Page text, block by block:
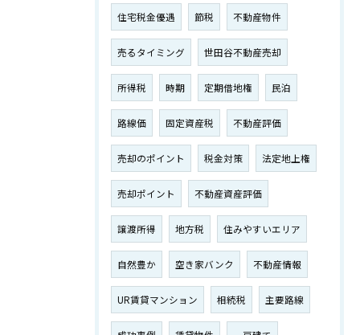
住宅税金優遇 節税 不動産物件
売るタイミング 世田谷不動産売却
所得税 時期 定期借地権 民泊
路線価 固定資産税 不動産評価
売却のポイント 税金対策 法定地上権
売却ポイント 不動産資産評価
譲渡所得 地方税 住みやすいエリア
自然豊か 空き家バンク 不動産情報
UR賃貸マンション 相続税 主要路線